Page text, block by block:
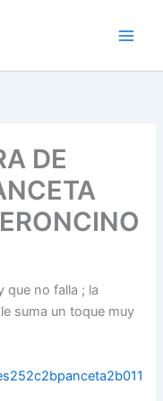
DE
que no falla ; la
suma un toque muy